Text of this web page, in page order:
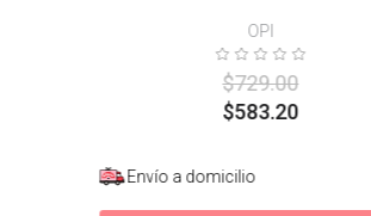
OPI
$729.00
$583.20
Envío a domicilio